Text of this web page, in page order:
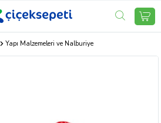
Yapı Malzemeleri ve Nalburiye